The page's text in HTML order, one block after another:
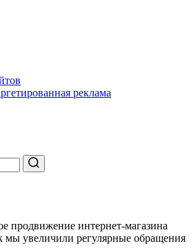
реклама
продвижение интернет-магазина
мы увеличили регулярные обращения